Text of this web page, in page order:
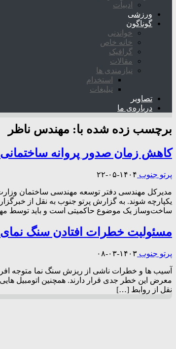
ادبیات
ورزشی
گوناگون
خواندنی
خانه خاص
گرافیک
مقالات
نیازمندی ها
استخدام
تبلیغات
تصاویر
درباره‌ی ما
برچسب زده شده با: مهندس ناظر
کاهش زمان صدور پروانه ساختمانی
پرتو جنوب ۱۴۰۴-۰۵-۲۲
مدیرکل مهندسی دفتر توسعه مهندسی ساختمان
یکپارچه شوند. به گزارش پرتو جنوب به نقل از
ساخت‌وساز یک موضوع حاکمیتی است و باید توسط
مسئولیت خطرات افتادن سنگ
پرتو جنوب ۱۴۰۳-۰۳-۰۸
آسیب ها و خطرات ناشی از ریزش سنگ نما متوجه
معرض این خطر جدی قرار دارند. همچنین اتومبیل
نقل از روابط […]